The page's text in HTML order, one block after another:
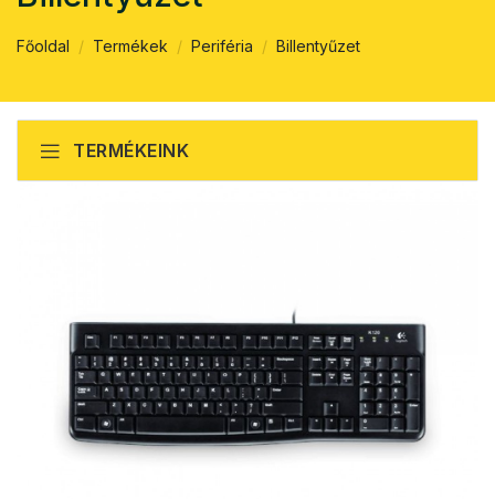
Főoldal Termékek Periféria Billentyűzet
TERMÉKEINK